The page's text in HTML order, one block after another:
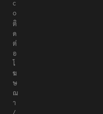
s
.
c
o
ติ
ด
ต่
อ
โ
ฆ
ษ